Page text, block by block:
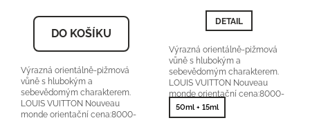
z
5
DO KOŠÍKU
Výrazná orientálně-pižmová
vůně s hlubokým a
sebevědomým charakterem.
LOUIS VUITTON Nouveau
monde orientační cena:8000-
DETAIL
Výrazná orientálně-pižmová
vůně s hlubokým a
sebevědomým charakterem.
LOUIS VUITTON Nouveau
monde orientační cena:8000-
10000Kč/100ml 25 % vonné
esence
50ml + 15ml